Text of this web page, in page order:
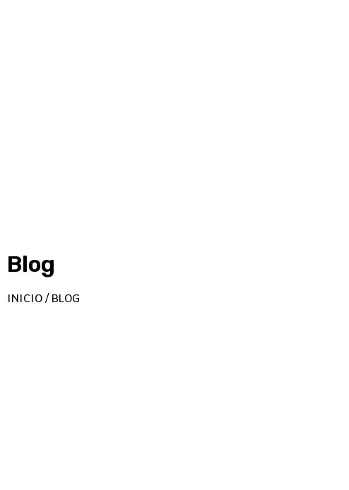
Blog
INICIO / BLOG